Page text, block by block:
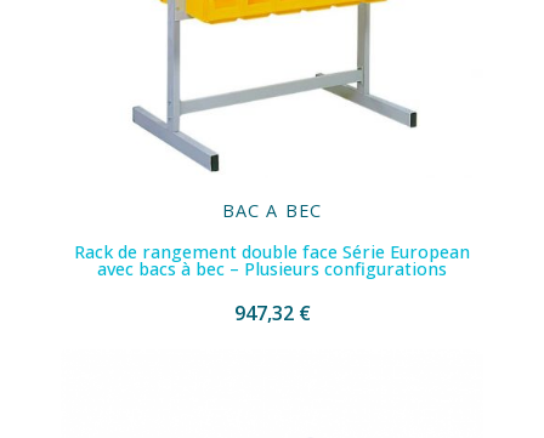
BAC A BEC
Rack de rangement double face Série European
avec bacs à bec – Plusieurs configurations
947,32 €